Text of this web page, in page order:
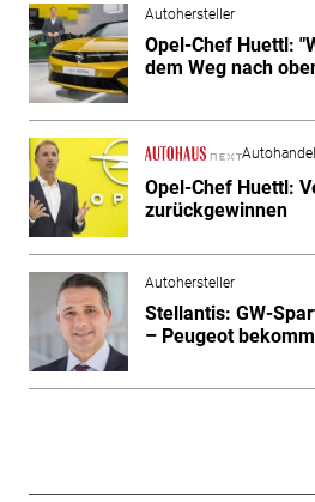
Autohersteller
Opel-Chef Huettl:
dem Weg nach
Autohandel
Opel-Chef Huettl:
zurückgewinnen
Autohersteller
Stellantis: GW-
– Peugeot